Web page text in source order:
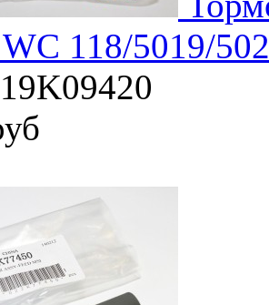
118/5019/